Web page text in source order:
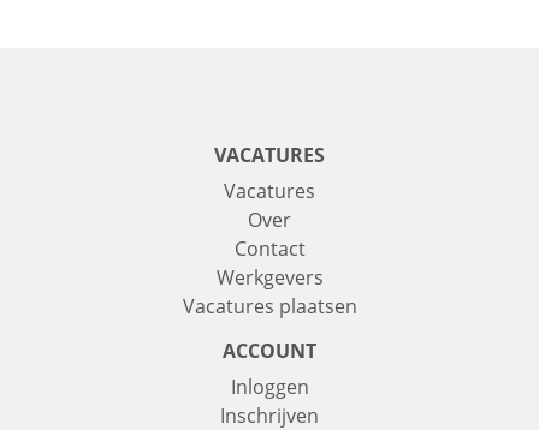
VACATURES
Vacatures
Over
Contact
Werkgevers
Vacatures plaatsen
ACCOUNT
Inloggen
Inschrijven